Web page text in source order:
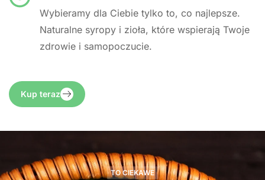
Wybieramy dla Ciebie tylko to, co najlepsze.
Naturalne syropy i zioła, które wspierają Twoje
zdrowie i samopoczucie.
Kup teraz
TO CIEKAWE